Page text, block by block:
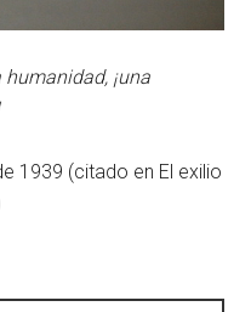
¡una
1939 (citado en El exilio